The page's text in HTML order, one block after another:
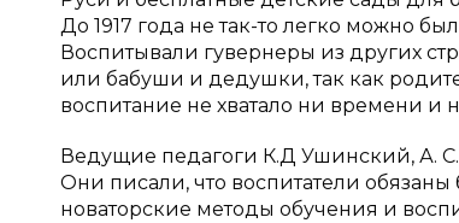
До 1917 года не так-то легко можно
Воспитывали гувернеры из других
или бабуши и дедушки, так как
воспитание не хватало ни времени и
Ведущие педагоги К.Д Ушинский, А. С.
Они писали, что воспитатели
новаторские методы обучения и